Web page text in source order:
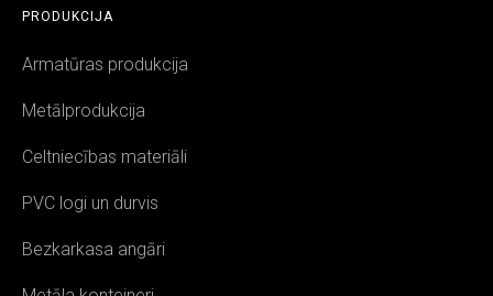
PRODUKCIJA
Armatūras produkcija
Metālprodukcija
Celtniecības materiāli
PVC logi un durvis
Bezkarkasa angāri